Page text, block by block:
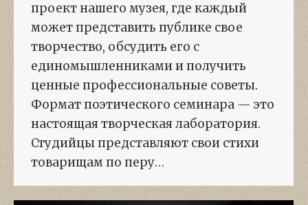
проект нашего музея, где каждый
может представить публике свое
творчество, обсудить его с
единомышленниками и получить
ценные профессиональные советы.
Формат поэтического семинара — это
настоящая творческая лаборатория.
Студийцы представляют свои стихи
товарищам по перу…